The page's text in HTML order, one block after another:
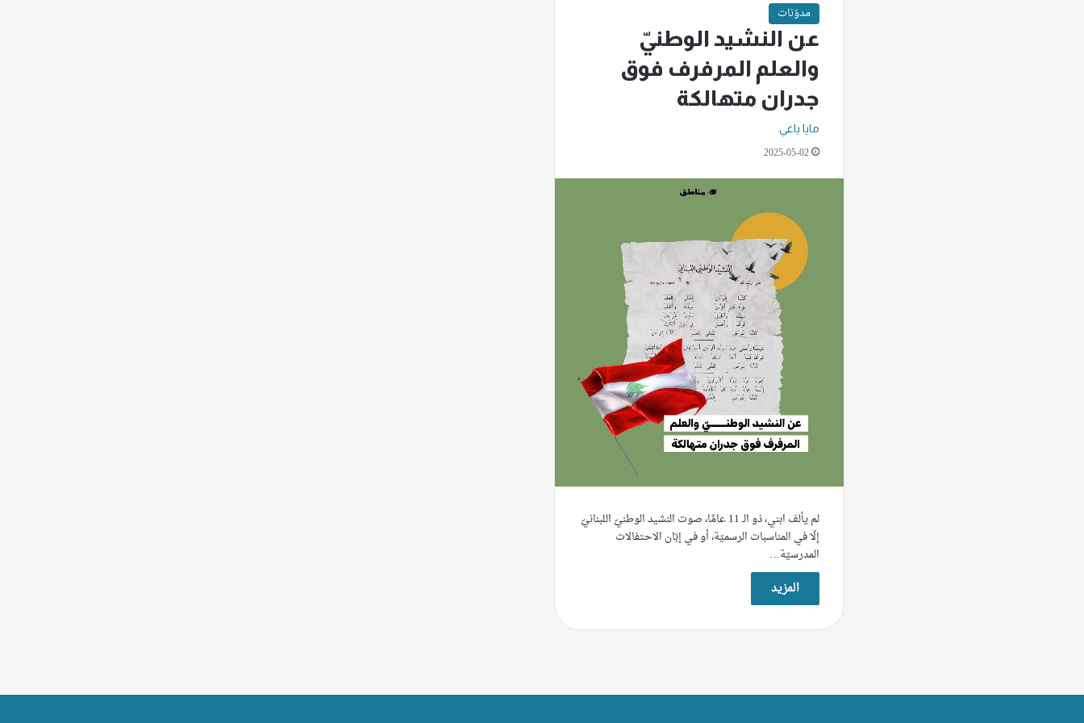
مدوّنات
عن النشيد الوطنيّ
والعلم المرفرف فوق
جدران متهالكة
مايا ياغي
2025-05-02
لم يألف ابني، ذو الـ 11 عامًا، صوت النشيد الوطنيّ اللبنانيّ
إلّا في المناسبات الرسميّة، أو في إبّان الاحتفالات
المدرسيّة…
المزيد